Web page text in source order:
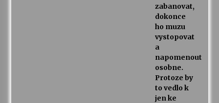
zabanovat,
dokonce
ho muzu
vystopovat
a
napomenout
osobne.
Protoze by
to vedlo k
jen ke